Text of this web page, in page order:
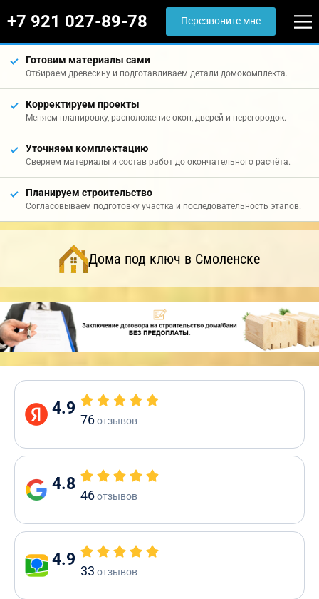
+7 921 027-89-78 Перезвоните мне
Готовим материалы сами
Отбираем древесину и подготавливаем детали домокомплекта.
Корректируем проекты
Меняем планировку, расположение окон, дверей и перегородок.
Уточняем комплектацию
Сверяем материалы и состав работ до окончательного расчёта.
Планируем строительство
Согласовываем подготовку участка и последовательность этапов.
Дома под ключ в Смоленске
4.9
76отзывов
4.8
46отзывов
4.9
33 отзывов